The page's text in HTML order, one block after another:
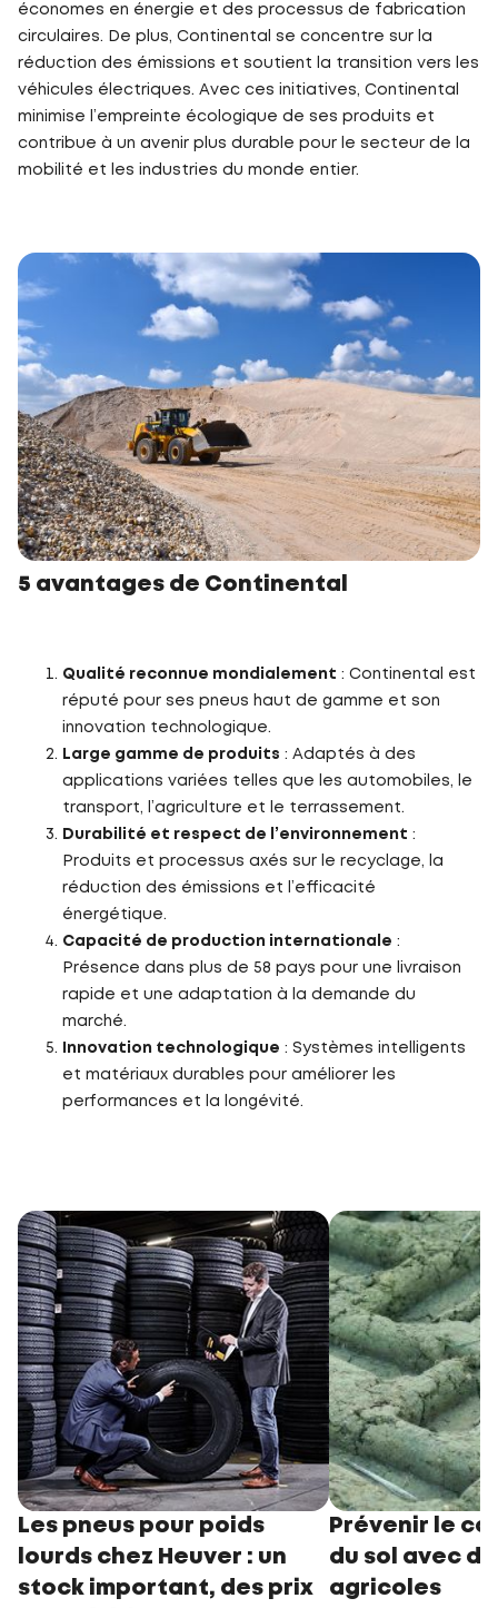
économes en énergie et des processus de fabrication
circulaires. De plus, Continental se concentre sur la
réduction des émissions et soutient la transition vers les
véhicules électriques. Avec ces initiatives, Continental
minimise l’empreinte écologique de ses produits et
contribue à un avenir plus durable pour le secteur de la
mobilité et les industries du monde entier.
5 avantages de Continental
Qualité reconnue mondialement : Continental est
réputé pour ses pneus haut de gamme et son
innovation technologique.
Large gamme de produits : Adaptés à des
applications variées telles que les automobiles, le
transport, l’agriculture et le terrassement.
Durabilité et respect de l’environnement :
Produits et processus axés sur le recyclage, la
réduction des émissions et l’efficacité
énergétique.
Capacité de production internationale :
Présence dans plus de 58 pays pour une livraison
rapide et une adaptation à la demande du
marché.
Innovation technologique : Systèmes intelligents
et matériaux durables pour améliorer les
performances et la longévité.
Les pneus pour poids
lourds chez Heuver : un
stock important, des prix
Prévenir le
du sol avec
agricoles